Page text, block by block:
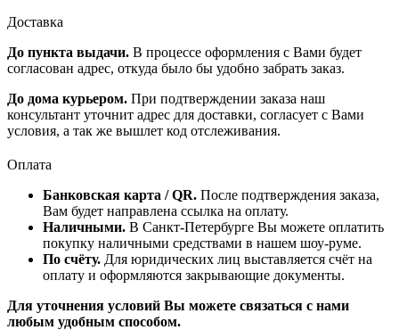
Доставка
До пункта выдачи. В процессе оформления с Вами будет
согласован адрес, откуда было бы удобно забрать заказ.
До дома курьером. При подтверждении заказа наш
консультант уточнит адрес для доставки, согласует с Вами
условия, а так же вышлет код отслеживания.
Оплата
Банковская карта / QR. После подтверждения заказа,
Вам будет направлена ссылка на оплату.
Наличными. В Санкт-Петербурге Вы можете оплатить
покупку наличными средствами в нашем шоу-руме.
По счёту. Для юридических лиц выставляется счёт на
оплату и оформляются закрывающие документы.
Для уточнения условий Вы можете связаться с нами
любым удобным способом.